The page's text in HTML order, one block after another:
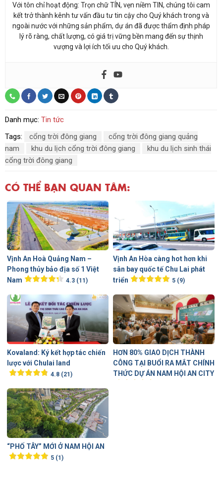
Với tôn chỉ hoạt động: Trọn chữ TÍN, vẹn niềm TIN, chúng tôi cam
kết trở thành kênh tư vấn đầu tư tin cậy cho Quý khách trong và
ngoài nước với những sản phẩm, dự án đã được thẩm định pháp
lý rõ ràng, chất lượng, có giá trị vững bền mang đến sự thịnh
vượng và lợi ích tối ưu cho Quý khách.
Danh mục: Tin tức
Tags:
cổng trời đông giang
cổng trời đông giang quảng
nam
khu du lịch cổng trời đông giang
khu du lịch sinh thái
cổng trời đông giang
CÓ THỂ BẠN QUAN TÂM:
Vịnh An Hoà Quảng Nam –
Phong thủy bảo địa số 1 Việt
Nam
4.3 (11)
Vịnh An Hòa càng hot hơn khi
sân bay quốc tế Chu Lai phát
triển
5 (9)
Kovaland: Ký kết hợp tác chiến
lược với Chulai land
4.8 (21)
HƠN 80% GIAO DỊCH THÀNH
CÔNG TẠI BUỔI RA MẮT CHÍNH
THỨC DỰ ÁN NAM HỘI AN CITY
“PHỐ TÂY” MỚI Ở NAM HỘI AN
5 (1)